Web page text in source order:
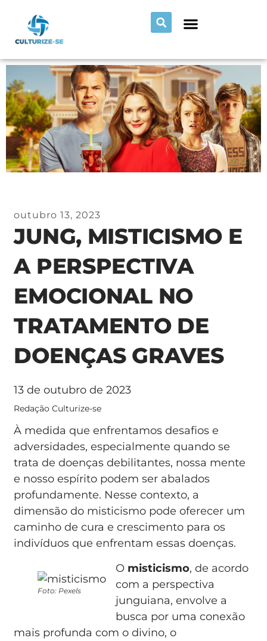
outubro 13, 2023
JUNG, MISTICISMO E
A PERSPECTIVA
EMOCIONAL NO
TRATAMENTO DE
DOENÇAS GRAVES
13 de outubro de 2023
Redação Culturize-se
À medida que enfrentamos desafios e
adversidades, especialmente quando se
trata de doenças debilitantes, nossa mente
e nosso espírito podem ser abalados
profundamente. Nesse contexto, a
dimensão do misticismo pode oferecer um
caminho de cura e crescimento para os
indivíduos que enfrentam essas doenças.
Foto: Pexels
O misticismo, de acordo
com a perspectiva
junguiana, envolve a
busca por uma conexão
mais profunda com o divino, o